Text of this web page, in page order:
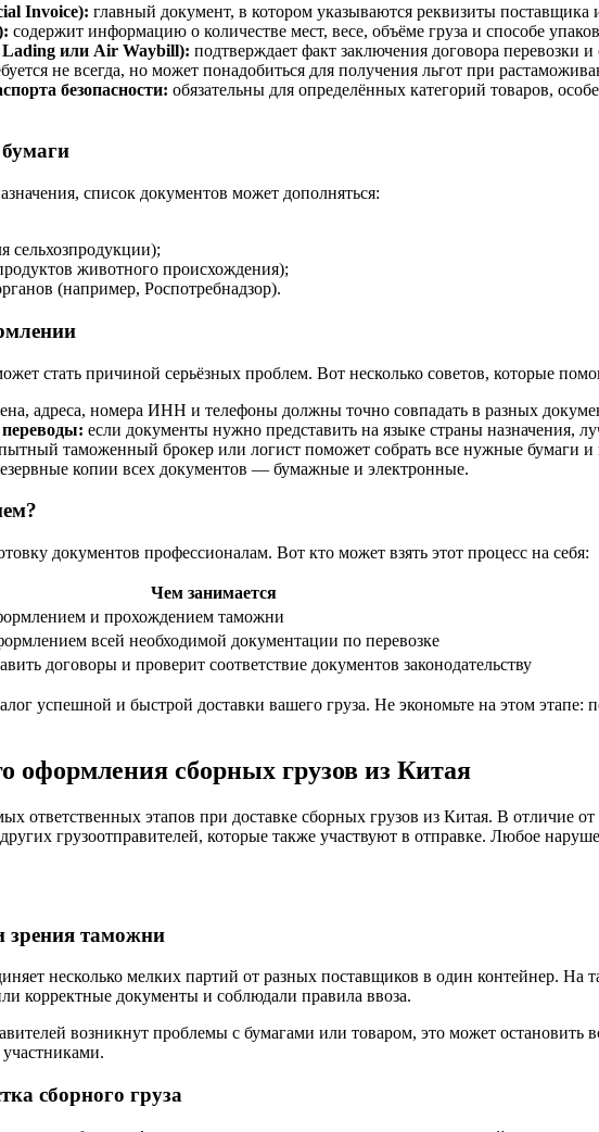
Invoice): главный документ, в котором указываются реквизиты
содержит информацию о количестве мест, весе, объёме груза и способе
Lading или Air Waybill): подтверждает факт заключения договора перевозки
не всегда, но может понадобиться для получения льгот при
безопасности: обязательны для определённых категорий товаров,
список документов может дополняться:
сельхозпродукции);
животного происхождения);
(например, Роспотребнадзор).
стать причиной серьёзных проблем. Вот несколько советов, которые
адреса, номера ИНН и телефоны должны точно совпадать в разных
если документы нужно представить на языке страны назначения,
таможенный брокер или логист поможет собрать все нужные бумаги и
копии всех документов — бумажные и электронные.
документов профессионалам. Вот кто может взять этот процесс на себя:
Чем занимается
и прохождением таможни
всей необходимой документации по перевозке
договоры и проверит соответствие документов законодательству
успешной и быстрой доставки вашего груза. Не экономьте на этом этапе:
оформления сборных грузов из Китая
этапов при доставке сборных грузов из Китая. В отличие от
грузоотправителей, которые также участвуют в отправке. Любое
зрения таможни
несколько мелких партий от разных поставщиков в один контейнер. На
корректные документы и соблюдали правила ввоза.
возникнут проблемы с бумагами или товаром, это может
сборного груза